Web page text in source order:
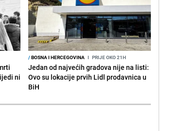
ni
/BOSNA I HERCEGOVINA I PRIJE OKO 21H
Jedan od najvećih gradova nije na listi:
Ovo su lokacije prvih Lidl prodavnica u
BiH